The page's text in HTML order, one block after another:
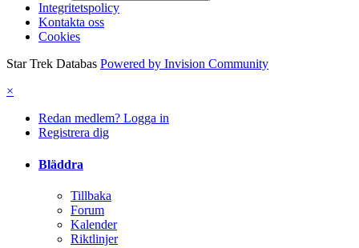
Integritetspolicy
Kontakta oss
Cookies
Star Trek Databas Powered by Invision Community
×
Redan medlem? Logga in
Registrera dig
Bläddra
Tillbaka
Forum
Kalender
Riktlinjer